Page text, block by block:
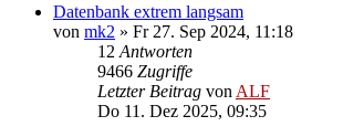
Datenbank extrem langsam
von mk2 » Fr 27. Sep 2024, 11:18
12 Antworten
9466 Zugriffe
Letzter Beitrag von ALF
Do 11. Dez 2025, 09:35